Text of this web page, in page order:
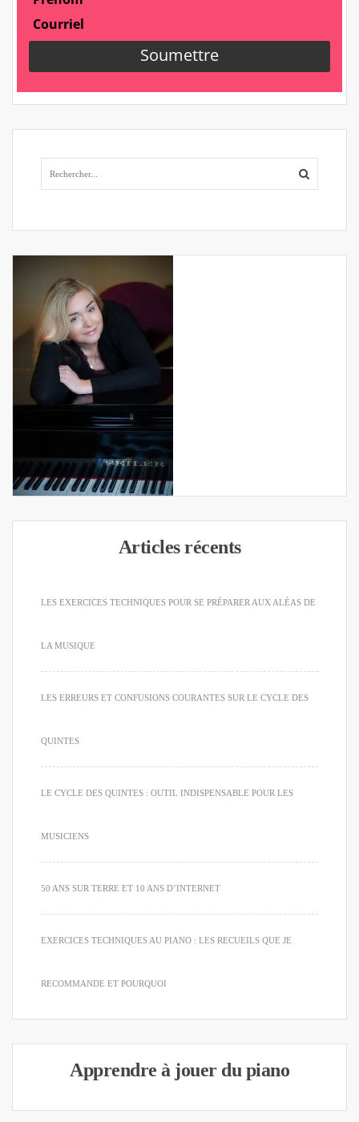
Articles récents
LES EXERCICES TECHNIQUES POUR SE PRÉPARER AUX ALÉAS DE
LA MUSIQUE
LES ERREURS ET CONFUSIONS COURANTES SUR LE CYCLE DES
QUINTES
LE CYCLE DES QUINTES : OUTIL INDISPENSABLE POUR LES
MUSICIENS
50 ANS SUR TERRE ET 10 ANS D’INTERNET
EXERCICES TECHNIQUES AU PIANO : LES RECUEILS QUE JE
RECOMMANDE ET POURQUOI
Apprendre à jouer du piano